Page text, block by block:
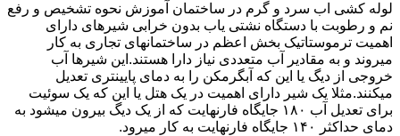
لوله کشی اب سرد و گرم در ساختمان آموزش نحوه تشخیص و رفع
نم و رطوبت با دستگاه نشتی یاب بدون خرابی شیرهای دارای
اهمیت ترموستاتیک بخش اعظم در ساختمانهای تجاری به کار
میروند و به مقادیر آب متعددی نیاز دارا هستند.این شیرها آب
خروجی از دیگ یا این که آبگرمکن را به دمای پایینتری تعدیل
میکنند.مثلا یک شیر دارای اهمیت در یک هتل یا این که یک سوئیت
برای تعدیل آب ۱۸۰ جایگاه فارنهایت که از یک دیگ بیرون میشود به
دمای حداکثر ۱۴۰ جایگاه فارنهایت به کار میرود.